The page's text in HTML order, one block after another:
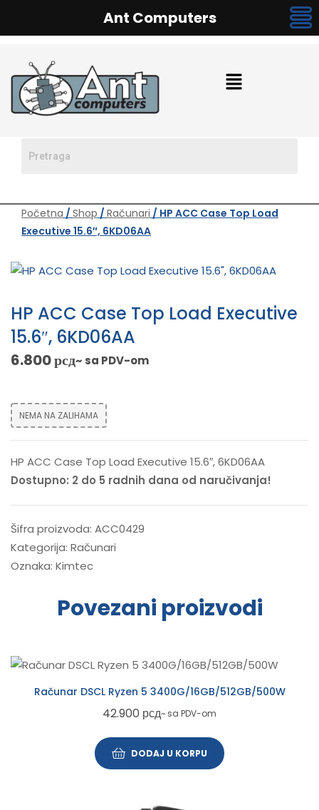
Početna / Shop / Računari / HP ACC Case Top Load
Executive 15.6″, 6KD06AA
HP ACC Case Top Load Executive
15.6″, 6KD06AA
6.800рсд~ sa PDV-om
NEMA NA ZALIHAMA
HP ACC Case Top Load Executive 15.6″, 6KD06AA
Dostupno: 2 do 5 radnih dana od naručivanja!
Šifra proizvoda: ACC0429
Kategorija: Računari
Oznaka: Kimtec
Povezani proizvodi
Računar DSCL Ryzen 5 3400G/16GB/512GB/500W
42.900 рсд~ sa PDV-om
DODAJ U KORPU
Ant Computers